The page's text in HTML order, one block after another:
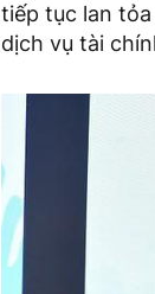
tiếp tục lan
dịch vụ tài